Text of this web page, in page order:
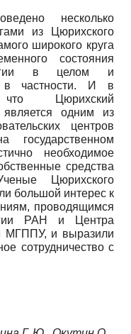
несколько
из Цюрихского
широкого круга
состояния
в целом и
в частности. И в
Цюрихский
является одним из
центров
необходимое
средства
Цюрихского
большой интерес к
проводящимся
РАН и Центра
МГППУ, и выразили
сотрудничество с